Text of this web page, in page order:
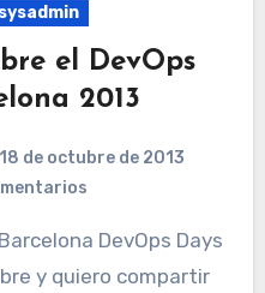
sysadmin
el DevOps
2013
18 de octubre de 2013
y quiero compartir